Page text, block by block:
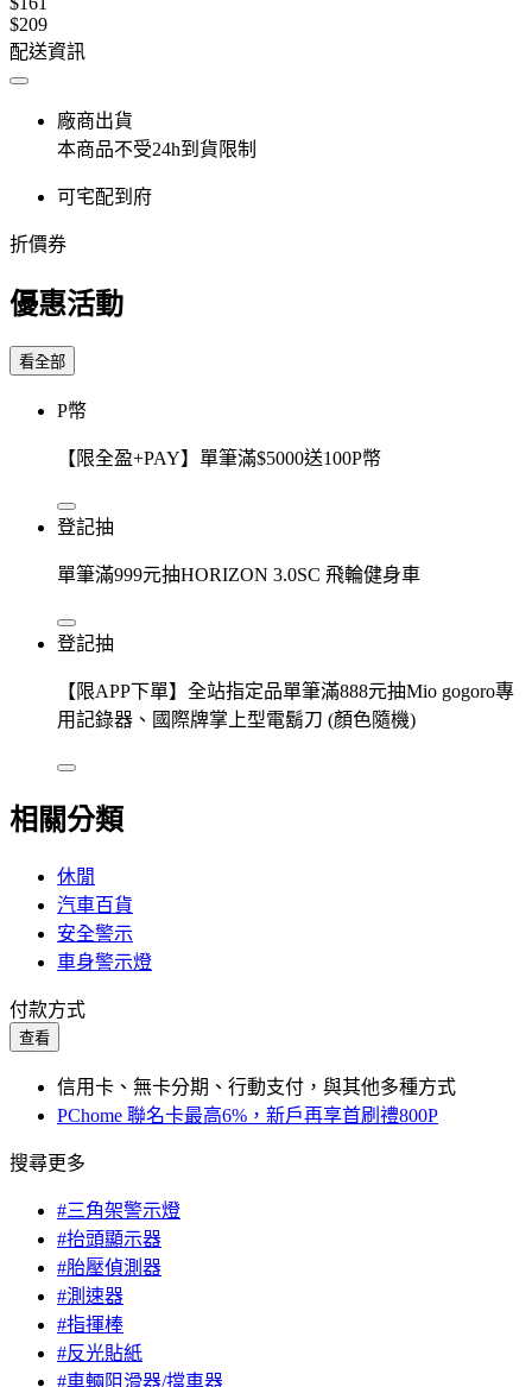
$209
配送資訊
廠商出貨
本商品不受24h到貨限制
可宅配到府
折價券
優惠活動
看全部
P幣
【限全盈+PAY】單筆滿$5000送100P幣
登記抽
單筆滿999元抽HORIZON 3.0SC 飛輪健身車
登記抽
【限APP下單】全站指定品單筆滿888元抽Mio gogoro專
用記錄器、國際牌掌上型電鬍刀 (顏色隨機)
相關分類
休閒
汽車百貨
安全警示
車身警示燈
付款方式
查看
信用卡、無卡分期、行動支付，與其他多種方式
PChome 聯名卡最高6%，新戶再享首刷禮800P
搜尋更多
#三角架警示燈
#抬頭顯示器
#胎壓偵測器
#測速器
#指揮棒
#反光貼紙
#車輛阻滑器/擋車器